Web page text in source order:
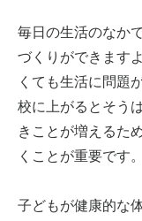
毎日の生活のなか
づくりができます
くても生活に問題
校に上がるとそう
きことが増えるた
くことが重要です。
子どもが健康的な